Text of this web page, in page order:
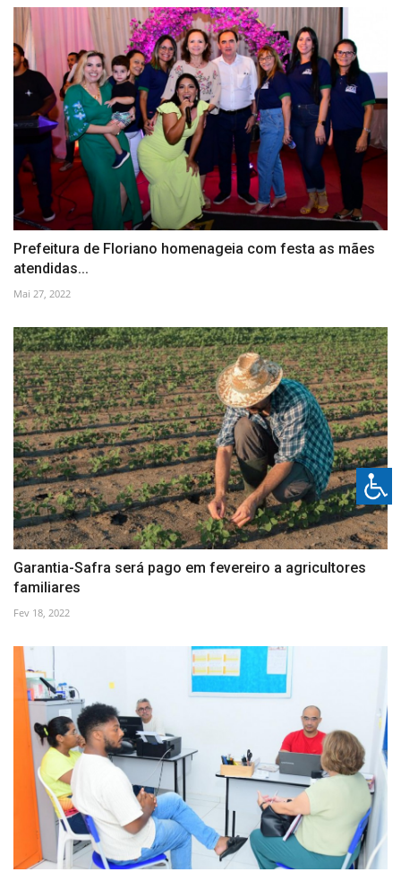
Prefeitura de Floriano homenageia com festa as mães
atendidas...
Mai 27, 2022
Garantia-Safra será pago em fevereiro a agricultores
familiares
Fev 18, 2022